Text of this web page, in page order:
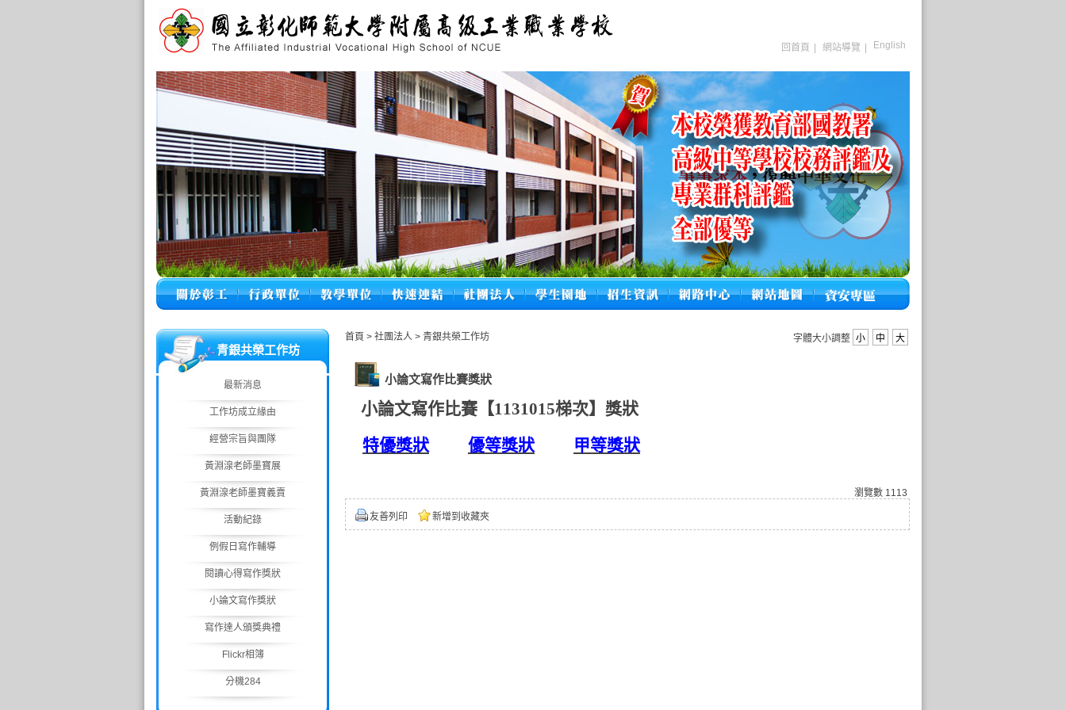
回首頁 網站導覽 English
青銀共榮工作坊
最新消息
工作坊成立緣由
經營宗旨與團隊
黃淵湶老師墨寶展
黃淵湶老師墨寶義賣
活動紀錄
例假日寫作輔導
閱讀心得寫作獎狀
小論文寫作獎狀
寫作達人頒獎典禮
Flickr相簿
分機284
首頁 > 社團法人 > 青銀共榮工作坊 字體大小調整 小 中 大
小論文寫作比賽獎狀
小論文寫作比賽【1131015梯次】獎狀
特優獎狀
優等獎狀 甲等獎狀
瀏覽數 1113
友善列印 新增到收藏夾